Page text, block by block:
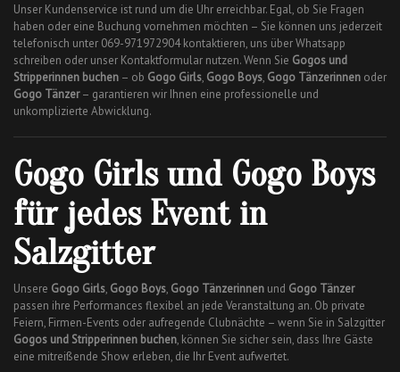
Unser Kundenservice ist rund um die Uhr erreichbar. Egal, ob Sie Fragen
haben oder eine Buchung vornehmen möchten – Sie können uns jederzeit
telefonisch unter 069-971972904 kontaktieren, uns über Whatsapp
schreiben oder unser Kontaktformular nutzen. Wenn Sie Gogos und
Stripperinnen buchen – ob Gogo Girls, Gogo Boys, Gogo Tänzerinnen oder
Gogo Tänzer– garantieren wir Ihnen eine professionelle und
unkomplizierte Abwicklung.
Gogo Girls und Gogo Boys
für jedes Event in
Salzgitter
Unsere Gogo Girls, Gogo Boys, Gogo Tänzerinnen und Gogo Tänzer
passen ihre Performances flexibel an jede Veranstaltung an. Ob private
Feiern, Firmen-Events oder aufregende Clubnächte – wenn Sie in Salzgitter
Gogos und Stripperinnen buchen, können Sie sicher sein, dass Ihre Gäste
eine mitreißende Show erleben, die Ihr Event aufwertet.